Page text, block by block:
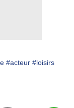
#acteur #loisirs